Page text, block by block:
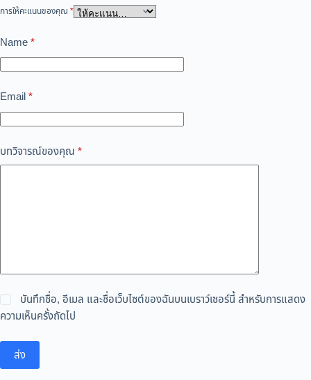
การให้คะแนนของคุณ *
Name*
Email*
บทวิจารณ์ของคุณ *
บันทึกชื่อ, อีเมล และชื่อเว็บไซต์ของฉันบนเบราว์เซอร์นี้ สำหรับการแสดง
ความเห็นครั้งถัดไป
ส่ง